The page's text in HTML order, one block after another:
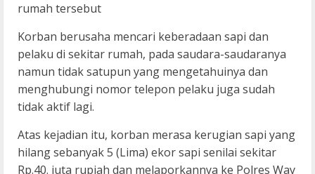
rumah tersebut
Korban berusaha mencari keberadaan sapi dan
pelaku di sekitar rumah, pada saudara-saudaranya
namun tidak satupun yang mengetahuinya dan
menghubungi nomor telepon pelaku juga sudah
tidak aktif lagi.
Atas kejadian itu, korban merasa kerugian sapi yang
hilang sebanyak 5 (Lima) ekor sapi senilai sekitar
Rp.40. juta rupiah dan melaporkannya ke Polres Way